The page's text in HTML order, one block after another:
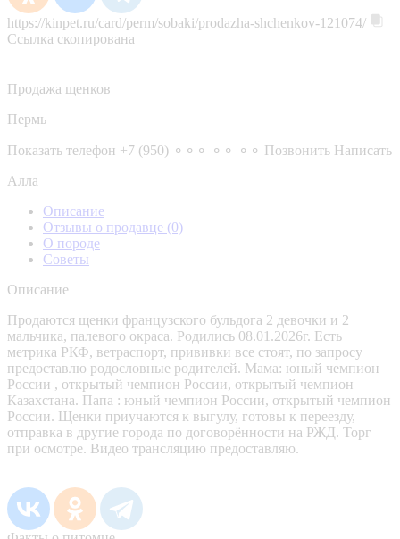
https://kinpet.ru/card/perm/sobaki/prodazha-shchenkov-121074/
Ссылка скопирована
Продажа щенков
Пермь
Показать телефон +7 (950) ⚬⚬⚬ ⚬⚬ ⚬⚬ Позвонить Написать
Алла
Описание
Отзывы о продавце (0)
О породе
Советы
Описание
Продаются щенки французского бульдога 2 девочки и 2
мальчика, палевого окраса. Родились 08.01.2026г. Есть
метрика РКФ, ветраспорт, прививки все стоят, по запросу
предоставлю родословные родителей. Мама: юный чемпион
России , открытый чемпион России, открытый чемпион
Казахстана. Папа : юный чемпион России, открытый чемпион
России. Щенки приучаются к выгулу, готовы к переезду,
отправка в другие города по договорённости на РЖД. Торг
при осмотре. Видео трансляцию предоставляю.